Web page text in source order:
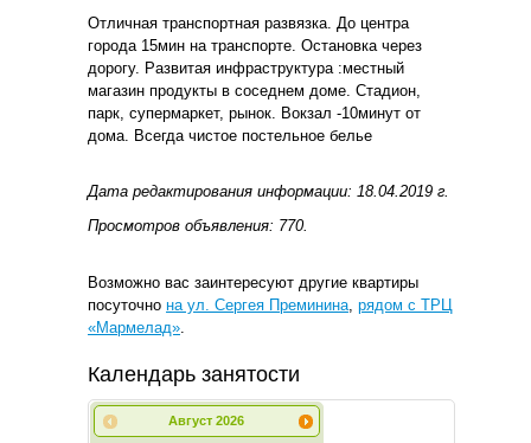
Отличная транспортная развязка. До центра
города 15мин на транспорте. Остановка через
дорогу. Развитая инфраструктура :местный
магазин продукты в соседнем доме. Стадион,
парк, супермаркет, рынок. Вокзал -10минут от
дома. Всегда чистое постельное белье
Дата редактирования информации: 18.04.2019 г.
Просмотров объявления: 770.
Возможно вас заинтересуют другие квартиры
посуточно на ул. Сергея Преминина рядом с ТРЦ
«Мармелад»
Календарь занятости
Август 2026